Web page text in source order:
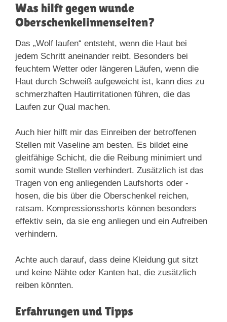
Was hilft gegen wunde
Oberschenkelinnenseiten?
Das „Wolf laufen“ entsteht, wenn die Haut bei
jedem Schritt aneinander reibt. Besonders bei
feuchtem Wetter oder längeren Läufen, wenn die
Haut durch Schweiß aufgeweicht ist, kann dies zu
schmerzhaften Hautirritationen führen, die das
Laufen zur Qual machen.
Auch hier hilft mir das Einreiben der betroffenen
Stellen mit Vaseline am besten. Es bildet eine
gleitfähige Schicht, die die Reibung minimiert und
somit wunde Stellen verhindert. Zusätzlich ist das
Tragen von eng anliegenden Laufshorts oder -
hosen, die bis über die Oberschenkel reichen,
ratsam. Kompressionsshorts können besonders
effektiv sein, da sie eng anliegen und ein Aufreiben
verhindern.
Achte auch darauf, dass deine Kleidung gut sitzt
und keine Nähte oder Kanten hat, die zusätzlich
reiben könnten.
Erfahrungen und Tipps